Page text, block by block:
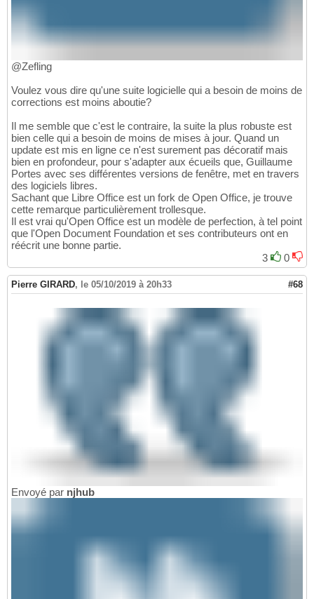
@Zefling
Voulez vous dire qu'une suite logicielle qui a besoin de moins de
corrections est moins aboutie?
Il me semble que c'est le contraire, la suite la plus robuste est
bien celle qui a besoin de moins de mises à jour. Quand un
update est mis en ligne ce n'est surement pas décoratif mais
bien en profondeur, pour s'adapter aux écueils que, Guillaume
Portes avec ses différentes versions de fenêtre, met en travers
des logiciels libres.
Sachant que Libre Office est un fork de Open Office, je trouve
cette remarque particulièrement trollesque.
Il est vrai qu'Open Office est un modèle de perfection, à tel point
que l'Open Document Foundation et ses contributeurs ont en
réécrit une bonne partie.
3
0
Pierre GIRARD, le 05/10/2019 à 20h33 #68
Envoyé par njhub